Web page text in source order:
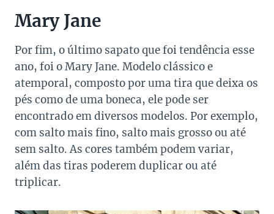
Mary Jane
Por fim, o último sapato que foi tendência esse
ano, foi o Mary Jane. Modelo clássico e
atemporal, composto por uma tira que deixa os
pés como de uma boneca, ele pode ser
encontrado em diversos modelos. Por exemplo,
com salto mais fino, salto mais grosso ou até
sem salto. As cores também podem variar,
além das tiras poderem duplicar ou até
triplicar.